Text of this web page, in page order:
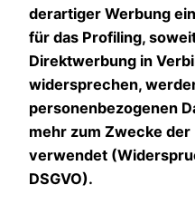
derartiger Werbung
für das Profiling,
Direktwerbung in
widersprechen,
personenbezogenen
mehr zum Zwecke
verwendet
DSGVO).